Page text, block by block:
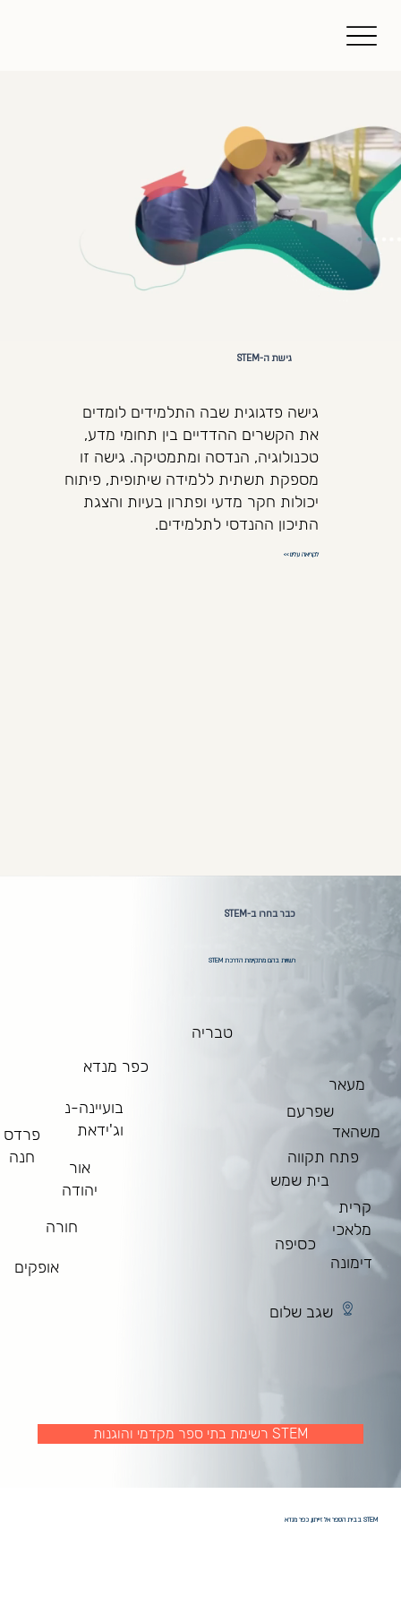
בועיינה-נ
וג'ידאת
טבריה
מעאר
שפרעם
משהאד
פתח תקווה
בית שמש
קרית
מלאכי
כסיפה
דימונה
חורה
אופקים
כבר בחרו ב-STEM
רשויות בהם מתקיימת הדרכת STEM
רשימת בתי ספר מקדמי והוגנות STEM
אור
יהודה
פרדס
חנה
שגב שלום
כפר מנדא
גישת ה-STEM
גישה פדגוגית שבה התלמידים לומדים
את הקשרים ההדדיים בין תחומי מדע,
טכנולוגיה, הנדסה ומתמטיקה. גישה זו
מספקת תשתית ללמידה שיתופית, פיתוח
יכולות חקר מדעי ופתרון בעיות והצגת
התיכון ההנדסי לתלמידים.
לקריאה עלינו >>
STEM בבית הספר אל זייתון, כפר מנדא